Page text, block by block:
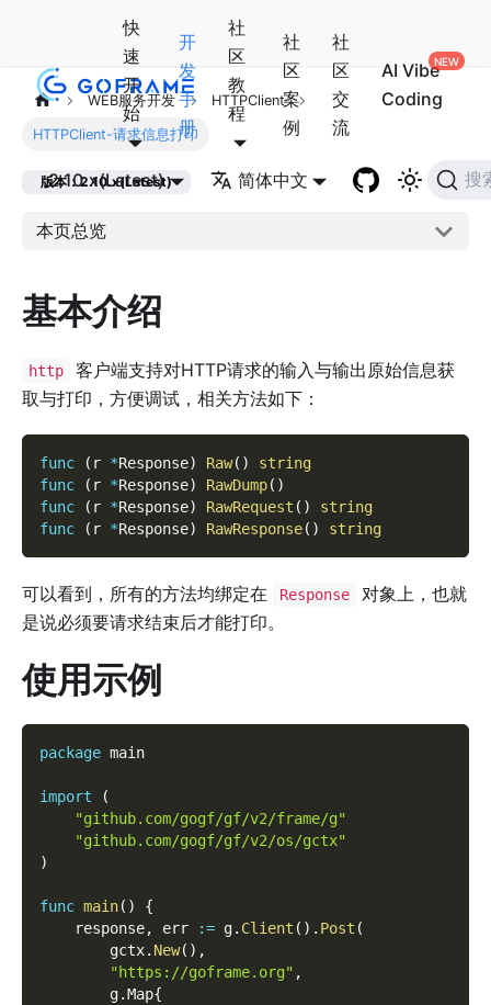
快
速
开
始
开
发
手
册
社
区
教
程
社
区
案
例
社
区
交
流
AI Vibe
Coding
2.10.x(Latest) 简体中文 搜
WEB服务开发 HTTPClient
HTTPClient-请求信息打印
版本：2.10.x(Latest)
本页总览
基本介绍
http
客户端支持对HTTP请求的输入与输出原始信息获
取与打印，方便调试，相关方法如下：
func ( r *Response) Raw( )
string
func
( r *Response) RawDump( )
func
( r *Response) RawRequest ( )
string
func
( r *Response) RawResponse( ) string
可以看到，所有的方法均绑定在 Response
对象上，也就
是说必须要请求结束后才能打印。
使用示例
package main
import
(
"github.com/gogf/gf/v2/frame/g"
"github.com/gogf/gf/v2/os/gctx"
)
func main( )
{
    response
, err := g. Client ( ) . Post (
        gctx
. New( ) ,
"https://goframe.org" ,
        g
.Map{